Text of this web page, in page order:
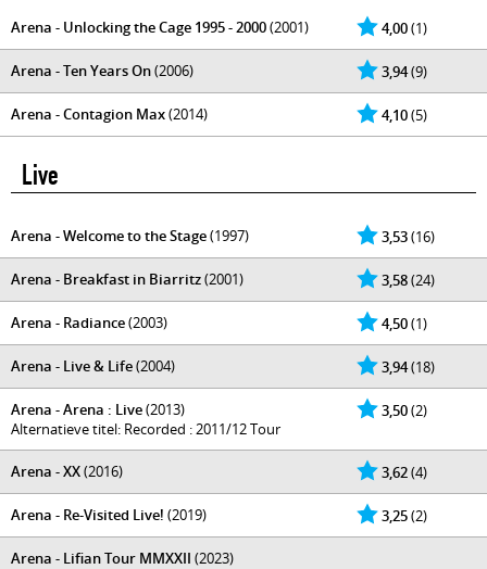
4,00(1)
Arena - Unlocking the Cage 1995 - 2000(2001)
3,94(9)
Arena - Ten Years On(2006)
4,10(5)
Arena - Contagion Max(2014)
Live
3,53(16)
Arena - Welcome to the Stage(1997)
3,58(24)
Arena - Breakfast in Biarritz(2001)
4,50(1)
Arena - Radiance(2003)
3,94(18)
Arena - Live & Life(2004)
3,50(2)
Arena - Arena : Live(2013)
Alternatieve titel: Recorded : 2011/12 Tour
3,62(4)
Arena - XX(2016)
3,25(2)
Arena - Re-Visited Live! (2019)
Arena - Lifian Tour MMXXII (2023)